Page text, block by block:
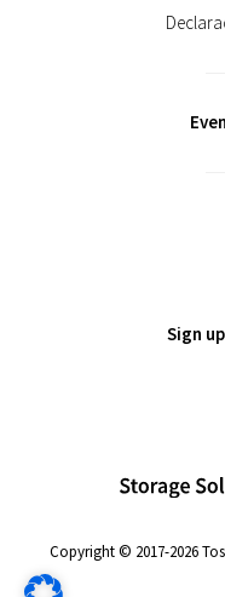
Sign
Copyright © 2017-2026